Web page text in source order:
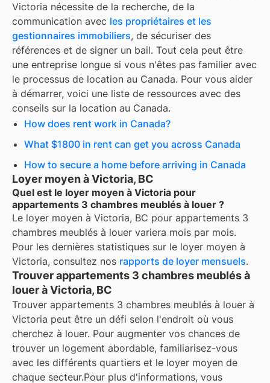
Victoria nécessite de la recherche, de la
communication avec les propriétaires et les
gestionnaires immobiliers, de sécuriser des
références et de signer un bail. Tout cela peut être
une entreprise longue si vous n'êtes pas familier avec
le processus de location au Canada. Pour vous aider
à démarrer, voici une liste de ressources avec des
conseils sur la location au Canada.
How does rent work in Canada?
What $1800 in rent can get you across Canada
How to secure a home before arriving in Canada
Loyer moyen à Victoria, BC
Quel est le loyer moyen à Victoria pour
appartements 3 chambres meublés à louer ?
Le loyer moyen à Victoria, BC pour appartements 3
chambres meublés à louer variera mois par mois.
Pour les dernières statistiques sur le loyer moyen à
Victoria, consultez nos rapports de loyer mensuels.
Trouver appartements 3 chambres meublés à
louer à Victoria, BC
Trouver appartements 3 chambres meublés à louer à
Victoria peut être un défi selon l'endroit où vous
cherchez à louer. Pour augmenter vos chances de
trouver un logement abordable, familiarisez-vous
avec les différents quartiers et le loyer moyen de
chaque secteur.Pour plus d'informations, vous